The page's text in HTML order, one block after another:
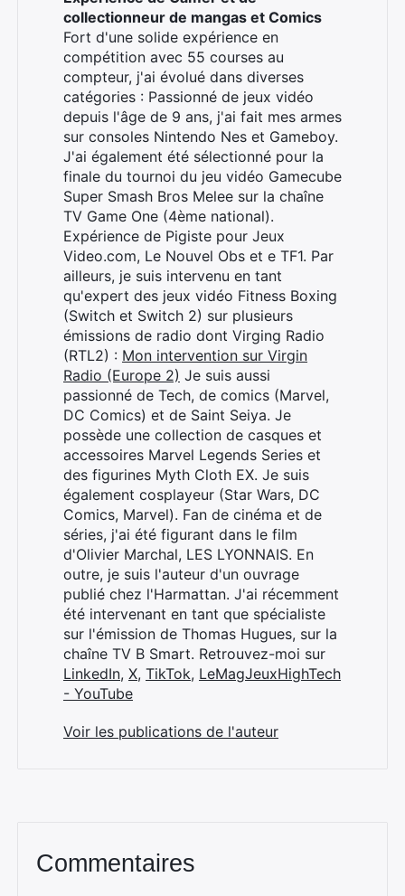
collectionneur de mangas et Comics
Fort d'une solide expérience en
compétition avec 55 courses au
compteur, j'ai évolué dans diverses
catégories : Passionné de jeux vidéo
depuis l'âge de 9 ans, j'ai fait mes armes
sur consoles Nintendo Nes et Gameboy.
J'ai également été sélectionné pour la
finale du tournoi du jeu vidéo Gamecube
Super Smash Bros Melee sur la chaîne
TV Game One (4ème national).
Expérience de Pigiste pour Jeux
Video.com, Le Nouvel Obs et e TF1. Par
ailleurs, je suis intervenu en tant
qu'expert des jeux vidéo Fitness Boxing
(Switch et Switch 2) sur plusieurs
émissions de radio dont Virging Radio
(RTL2) : Mon intervention sur Virgin
Radio (Europe 2) Je suis aussi
passionné de Tech, de comics (Marvel,
DC Comics) et de Saint Seiya. Je
possède une collection de casques et
accessoires Marvel Legends Series et
des figurines Myth Cloth EX. Je suis
également cosplayeur (Star Wars, DC
Comics, Marvel). Fan de cinéma et de
séries, j'ai été figurant dans le film
d'Olivier Marchal, LES LYONNAIS. En
outre, je suis l'auteur d'un ouvrage
publié chez l'Harmattan. J'ai récemment
été intervenant en tant que spécialiste
sur l'émission de Thomas Hugues, sur la
chaîne TV B Smart. Retrouvez-moi sur
LinkedIn, X, TikTok, LeMagJeuxHighTech
- YouTube
Voir les publications de l'auteur
Commentaires
Rechercher
: